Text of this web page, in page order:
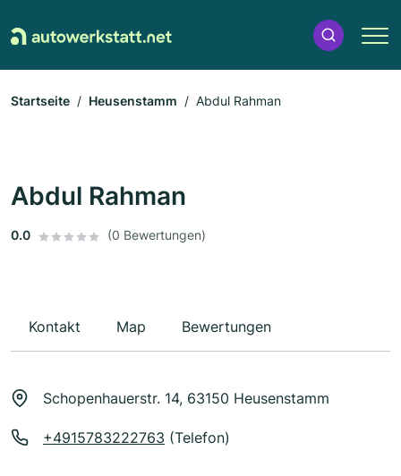
Startseite Heusenstamm Abdul Rahman
Abdul Rahman
0.0 (0 Bewertungen)
Kontakt Map Bewertungen
Schopenhauerstr. 14, 63150 Heusenstamm
+4915783222763 (Telefon)